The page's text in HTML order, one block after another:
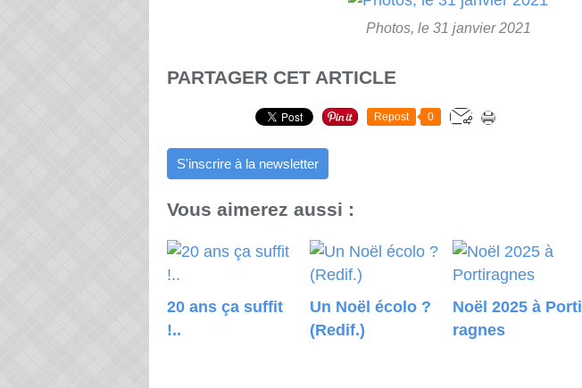
Photos, le 31 janvier 2021
PARTAGER CET ARTICLE
Repost 0
S'inscrire à la newsletter
Vous aimerez aussi :
20 ans ça suffit
!..
Un Noël écolo ?
(Redif.)
Noël 2025 à Porti
ragnes